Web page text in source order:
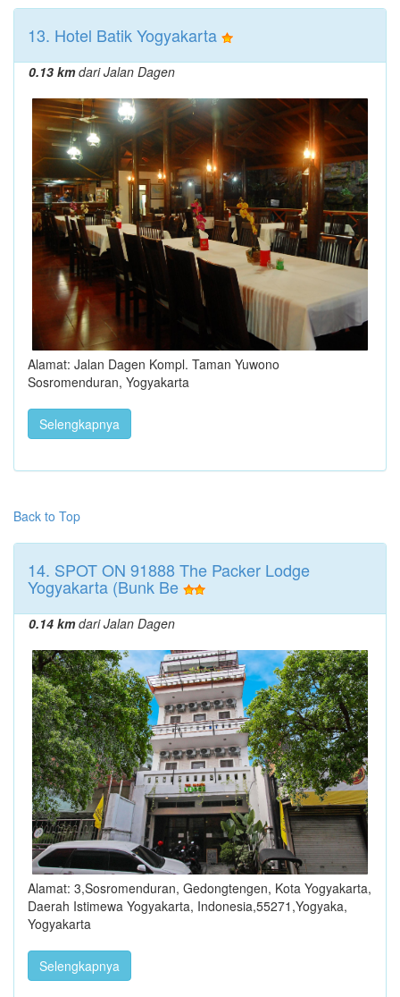
13. Hotel Batik Yogyakarta
0.13 kmdari Jalan Dagen
Alamat: Jalan Dagen Kompl. Taman Yuwono
Sosromenduran, Yogyakarta
Selengkapnya
Back to Top
14. SPOT ON 91888 The Packer Lodge
Yogyakarta (Bunk Be
0.14 kmdari Jalan Dagen
Alamat: 3,Sosromenduran, Gedongtengen, Kota Yogyakarta,
Daerah Istimewa Yogyakarta, Indonesia,55271,Yogyaka,
Yogyakarta
Selengkapnya